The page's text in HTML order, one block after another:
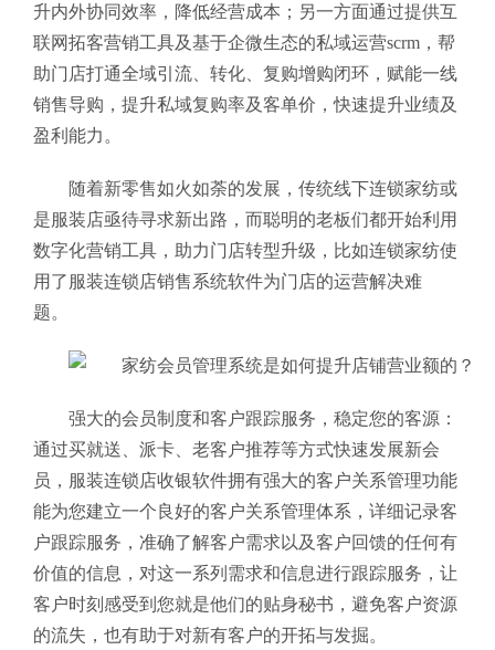
升内外协同效率，降低经营成本；另一方面通过提供互
联网拓客营销工具及基于企微生态的私域运营scrm，帮
助门店打通全域引流、转化、复购增购闭环，赋能一线
销售导购，提升私域复购率及客单价，快速提升业绩及
盈利能力。
随着新零售如火如荼的发展，传统线下连锁家纺或
是服装店亟待寻求新出路，而聪明的老板们都开始利用
数字化营销工具，助力门店转型升级，比如连锁家纺使
用了 服装连锁店销售系统软件为门店的运营解决难
题。
强大的会员制度和客户跟踪服务，稳定您的客源：
通过买就送、派卡、老客户推荐等方式快速发展新会
员，服装连锁店收银软件拥有强大的客户关系管理功能
能为您建立一个良好的客户关系管理体系，详细记录客
户跟踪服务，准确了解客户需求以及客户回馈的任何有
价值的信息，对这一系列需求和信息进行跟踪服务，让
客户时刻感受到您就是他们的贴身秘书，避免客户资源
的流失，也有助于对新有客户的开拓与发掘。